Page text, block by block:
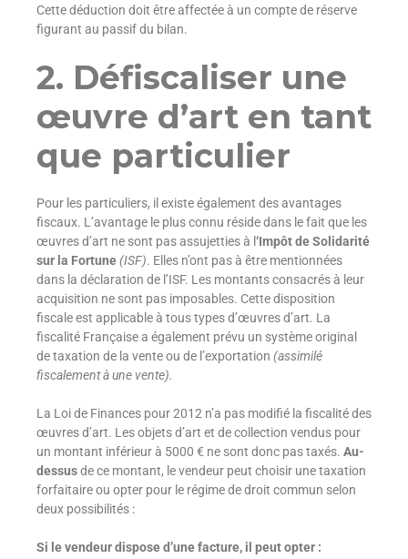
Cette déduction doit être affectée à un compte de réserve
figurant au passif du bilan.
2. Défiscaliser une
œuvre d’art en tant
que particulier
​Pour les particuliers, il existe également des avantages
fiscaux. L’avantage le plus connu réside dans le fait que les
œuvres d’art ne sont pas assujetties à l ‘Impôt de Solidarité
sur la Fortune(ISF). Elles n’ont pas à être mentionnées
dans la déclaration de l’ISF. Les montants consacrés à leur
acquisition ne sont pas imposables. Cette disposition
fiscale est applicable à tous types d’œuvres d’art. La
fiscalité Française a également prévu un système original
de taxation de la vente ou de l’exportation (assimilé
fiscalement à une vente).
​La Loi de Finances pour 2012 n’a pas modifié la fiscalité des
œuvres d’art. Les objets d’art et de collection vendus pour
un montant inférieur à 5000 € ne sont donc pas taxés. Au-
dessusde ce montant, le vendeur peut choisir une taxation
forfaitaire ou opter pour le régime de droit commun selon
deux possibilités :
Si le vendeur dispose d’une facture, il peut opter :